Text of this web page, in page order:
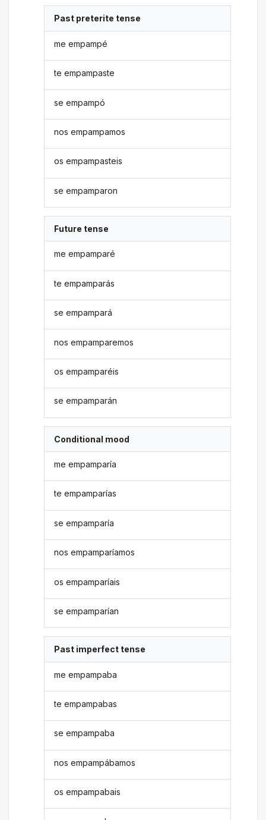
Past preterite tense
me empampé
te empampaste
se empampó
nos empampamos
os empampasteis
se empamparon
Future tense
me empamparé
te empamparás
se empampará
nos empamparemos
os empamparéis
se empamparán
Conditional mood
me empamparía
te empamparías
se empamparía
nos empamparíamos
os empamparíais
se empamparían
Past imperfect tense
me empampaba
te empampabas
se empampaba
nos empampábamos
os empampabais